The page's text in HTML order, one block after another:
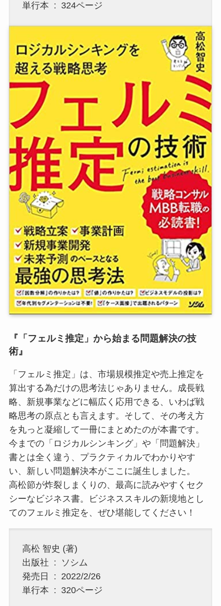
単行本 ‏ : ‎ 324ページ
『「フェルミ推定」から始まる問題解決の技
術』
「フェルミ推定」は、市場規模推定や売上推定を
算出する為だけの思考法じゃありません。成長戦
略、新規事業などに幅広く応用できる、いわば戦
略思考の原点とも言えます。そして、その考え方
を丸っと凝縮して一冊にまとめたのが本書です。
今までの「ロジカルシンキング」や「問題解決」
書とは全く違う、プラクティカルでわかりやす
い、新しい問題解決本がここに誕生しました。
高松節が炸裂しまくりの、最高に読みやすくセク
シーなビジネス書。ビジネススキルの新境地とし
てのフェルミ推定を、ぜひ堪能してください！
高松 智史 (著)
出版社 ‏ : ‎ ソシム
発売日 ‏ : ‎ 2022/2/26
単行本 ‏ : ‎ 320ページ